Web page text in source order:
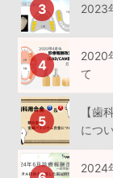
2023
2020
て
【歯
につ
2024